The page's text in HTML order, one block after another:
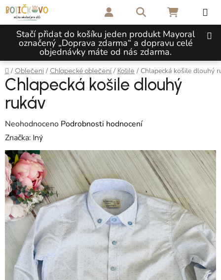
Přejít na obsah
Stačí přidat do košíku jeden produkt Mayoral
označený „Doprava zdarma“ a dopravu celé
objednávky máte od nás zdarma.
Hledat NÁKUPNÍ
Domů
/ Oblečení / Chlapecké oblečení / Košile / Chlapecká košile dlouhý
Chlapecká košile dlouhý
rukáv
Průměrné hodnocení produktu je 0,0 z 5 hvězdiček.
Neohodnoceno Podrobnosti hodnocení
Značka: Iný